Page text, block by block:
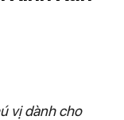
vị dành cho